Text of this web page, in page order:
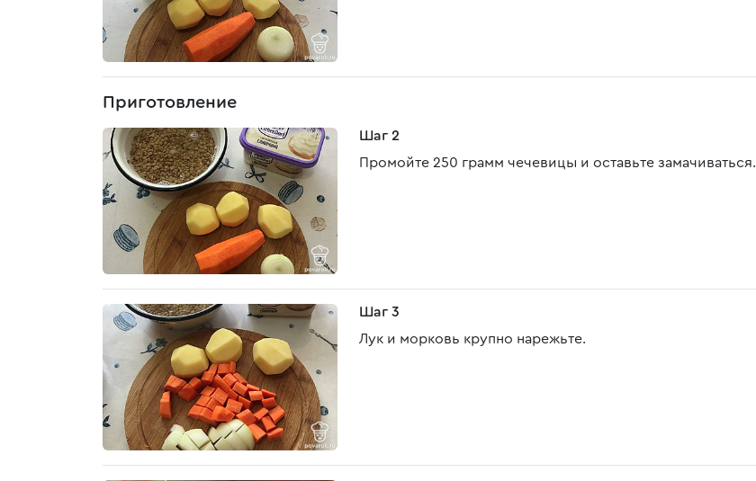
Приготовление
Шаг 2
Промойте 250 грамм чечевицы и оставьте замачиваться.
Шаг 3
Лук и морковь крупно нарежьте.